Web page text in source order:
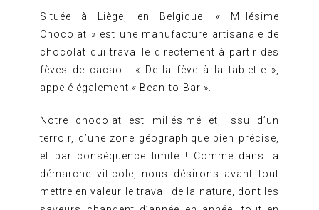
Située à Liège, en Belgique, « Millésime
Chocolat » est une manufacture artisanale de
chocolat qui travaille directement à partir des
fèves de cacao : « De la fève à la tablette »,
appelé également « Bean-to-Bar ».
Notre chocolat est millésimé et, issu d’un
terroir, d’une zone géographique bien précise,
et par conséquence limité ! Comme dans la
démarche viticole, nous désirons avant tout
mettre en valeur le travail de la nature, dont les